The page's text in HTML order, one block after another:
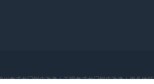
州老式龙门刨床改造丨无锡老式龙门刨床改造丨更多地区